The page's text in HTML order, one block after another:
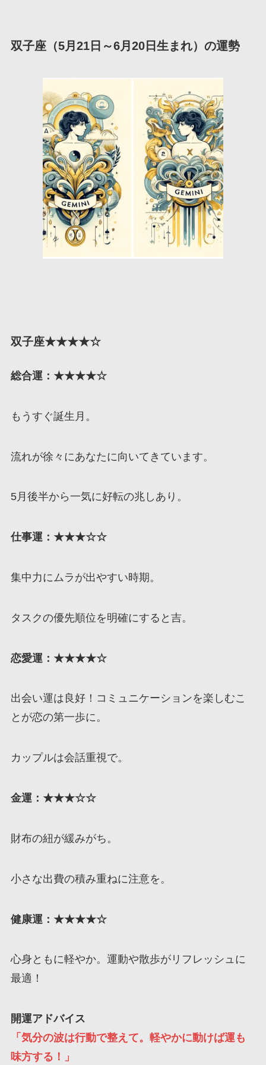
双子座（5月21日～6月20日生まれ）の運勢
双子座★★★★☆
総合運：★★★★☆
もうすぐ誕生月。
流れが徐々にあなたに向いてきています。
5月後半から一気に好転の兆しあり。
仕事運：★★★☆☆
集中力にムラが出やすい時期。
タスクの優先順位を明確にすると吉。
恋愛運：★★★★☆
出会い運は良好！コミュニケーションを楽しむこ
とが恋の第一歩に。
カップルは会話重視で。
金運：★★★☆☆
財布の紐が緩みがち。
小さな出費の積み重ねに注意を。
健康運：★★★★☆
心身ともに軽やか。運動や散歩がリフレッシュに
最適！
開運アドバイス
「気分の波は行動で整えて。軽やかに動けば運も
味方する！」